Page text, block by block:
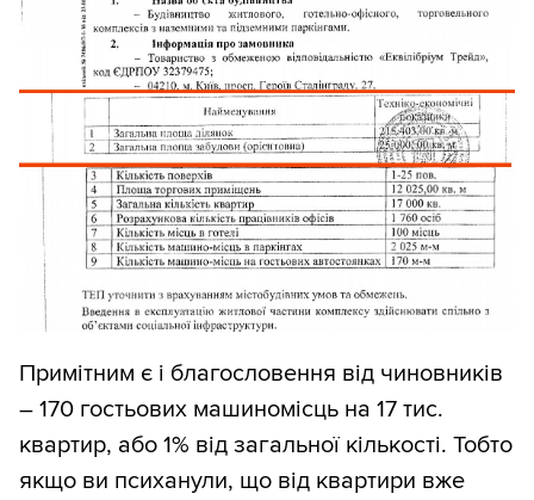
Примітним є і благословення від чиновників
– 170 гостьових машиномісць на 17 тис.
квартир, або 1% від загальної кількості. Тобто
якщо ви психанули, що від квартири вже